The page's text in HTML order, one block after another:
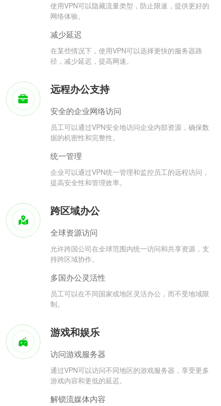
使用VPN可以隐藏流量类型，防止限速，提供更好的
网络体验。
减少延迟
在某些情况下，使用VPN可以选择更快的服务器路
径，减少延迟，提高网速。
远程办公支持
安全的企业网络访问
员工可以通过VPN安全地访问企业内部资源，确保数
据的机密性和完整性。
统一管理
企业可以通过VPN统一管理和监控员工的远程访问，
提高安全性和管理效率。
跨区域办公
全球资源访问
允许跨国公司在全球范围内统一访问和共享资源，支
持跨区域协作。
多国办公灵活性
员工可以在不同国家或地区灵活办公，而不受地域限
制。
游戏和娱乐
访问游戏服务器
通过VPN可以访问不同地区的游戏服务器，享受更多
游戏内容和更低的延迟。
解锁流媒体内容